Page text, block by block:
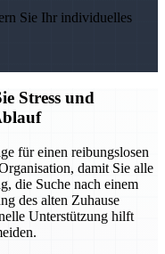
Sie Ihr individuelles
Stress und
für einen reibungslosen
damit Sie alle
die Suche nach einem
des alten Zuhause
Unterstützung hilft